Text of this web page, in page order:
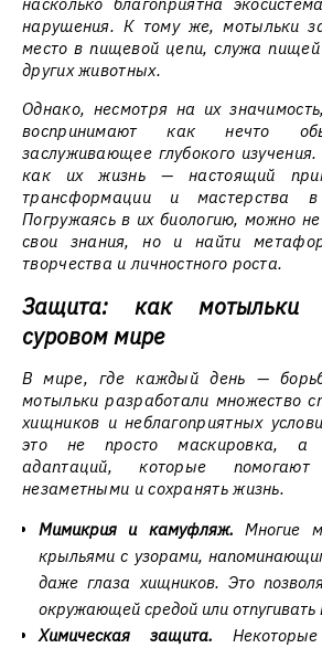
нарушения. К тому же, мотыльки
место в пищевой цепи, служа
других животных.
Однако, несмотря на их
воспринимают как нечто
заслуживающее глубокого
как их жизнь — настоящий
трансформации и мастерства
Погружаясь в их биологию, можно
свои знания, но и найти
творчества и личностного роста.
Защита: как
суровом мире
В мире, где каждый день —
мотыльки разработали множество
хищников и неблагоприятных
это не просто маскировка, а
адаптаций, которые
незаметными и сохранять жизнь.
Мимикрия и камуфляж. Многие
крыльями с узорами,
даже глаза хищников. Это
окружающей средой или отпугивать
Химическая защита.